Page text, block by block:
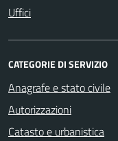
Uffici
CATEGORIE DI SERVIZIO
Anagrafe e stato civile
Autorizzazioni
Catasto e urbanistica